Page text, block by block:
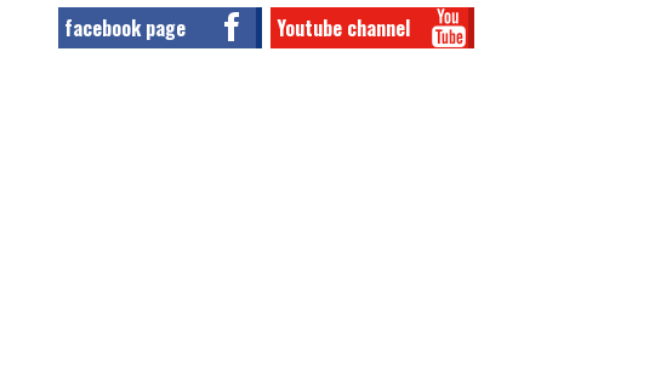
facebook page Youtube channel